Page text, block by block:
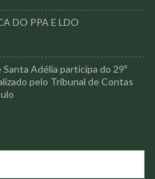
DO PPA E LDO
Adélia participa do 29º
pelo Tribunal de Contas